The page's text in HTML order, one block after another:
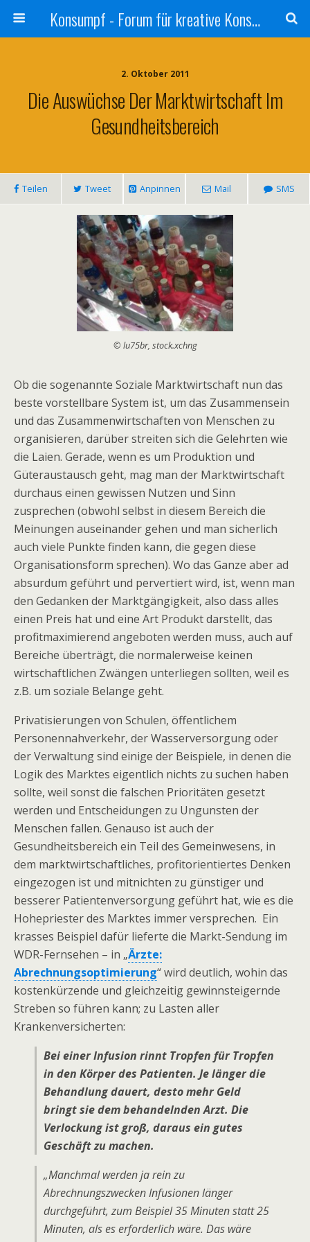
Konsumpf - Forum für kreative Konsumkritik - Culture Jamming, Nachhaltigkeit, Konzernkritik, Adbusting
2. Oktober 2011
Die Auswüchse Der Marktwirtschaft Im
Gesundheitsbereich
Teilen Tweet Anpinnen Mail SMS
© lu75br, stock.xchng
Ob die sogenannte Soziale Marktwirtschaft nun das
beste vorstellbare System ist, um das Zusammensein
und das Zusammenwirtschaften von Menschen zu
organisieren, darüber streiten sich die Gelehrten wie
die Laien. Gerade, wenn es um Produktion und
Güteraustausch geht, mag man der Marktwirtschaft
durchaus einen gewissen Nutzen und Sinn
zusprechen (obwohl selbst in diesem Bereich die
Meinungen auseinander gehen und man sicherlich
auch viele Punkte finden kann, die gegen diese
Organisationsform sprechen). Wo das Ganze aber ad
absurdum geführt und pervertiert wird, ist, wenn man
den Gedanken der Marktgängigkeit, also dass alles
einen Preis hat und eine Art Produkt darstellt, das
profitmaximierend angeboten werden muss, auch auf
Bereiche überträgt, die normalerweise keinen
wirtschaftlichen Zwängen unterliegen sollten, weil es
z.B. um soziale Belange geht.
Privatisierungen von Schulen, öffentlichem
Personennahverkehr, der Wasserversorgung oder
der Verwaltung sind einige der Beispiele, in denen die
Logik des Marktes eigentlich nichts zu suchen haben
sollte, weil sonst die falschen Prioritäten gesetzt
werden und Entscheidungen zu Ungunsten der
Menschen fallen. Genauso ist auch der
Gesundheitsbereich ein Teil des Gemeinwesens, in
dem marktwirtschaftliches, profitorientiertes Denken
eingezogen ist und mitnichten zu günstiger und
besserer Patientenversorgung geführt hat, wie es die
Hohepriester des Marktes immer versprechen. Ein
krasses Beispiel dafür lieferte die Markt-Sendung im
WDR-Fernsehen – in „Ärzte:
Abrechnungsoptimierung“ wird deutlich, wohin das
kostenkürzende und gleichzeitig gewinnsteigernde
Streben so führen kann; zu Lasten aller
Krankenversicherten:
Bei einer Infusion rinnt Tropfen für Tropfen
in den Körper des Patienten. Je länger die
Behandlung dauert, desto mehr Geld
bringt sie dem behandelnden Arzt. Die
Verlockung ist groß, daraus ein gutes
Geschäft zu machen.
„Manchmal werden ja rein zu
Abrechnungszwecken Infusionen länger
durchgeführt, zum Beispiel 35 Minuten statt 25
Minuten, als es erforderlich wäre. Das wäre